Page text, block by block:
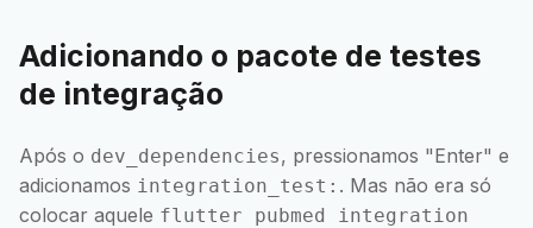
Adicionando o pacote de testes
de integração
Após o dev_dependencies, pressionamos "Enter" e
adicionamos integration_test: . Mas não era só
colocar aquele flutter pubmed integration